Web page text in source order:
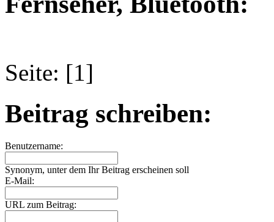
Seite: [1]
Beitrag schreiben:
Benutzername:
Synonym, unter dem Ihr Beitrag erscheinen soll
E-Mail:
URL zum Beitrag: